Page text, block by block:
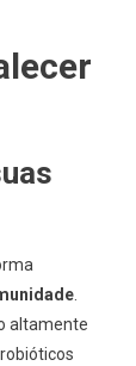
.
altamente